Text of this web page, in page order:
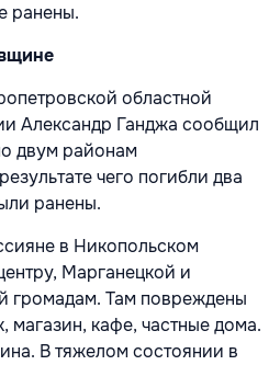
ранены.
областной
Александр Ганджа сообщил
двум районам
чего погибли два
ранены.
в Никопольском
Марганецкой и
громадам. Там повреждены
магазин, кафе, частные дома.
В тяжелом состоянии в